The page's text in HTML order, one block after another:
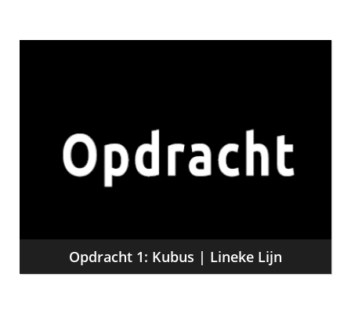
Opdracht 1: Kubus | Lineke Lijn